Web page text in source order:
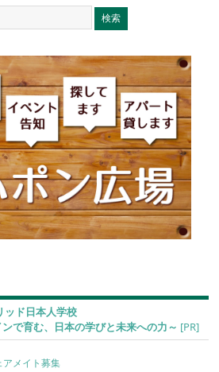
ッド日本人学校
ンで育む、日本の学びと未来への力～ [PR]
アメイト募集